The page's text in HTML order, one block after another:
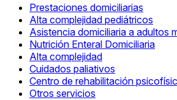
Prestaciones domiciliarias
Alta complejidad pediátricos
Asistencia domiciliaria a adultos
Nutrición Enteral Domiciliaria
Alta complejidad
Cuidados paliativos
Centro de rehabilitación
Otros servicios